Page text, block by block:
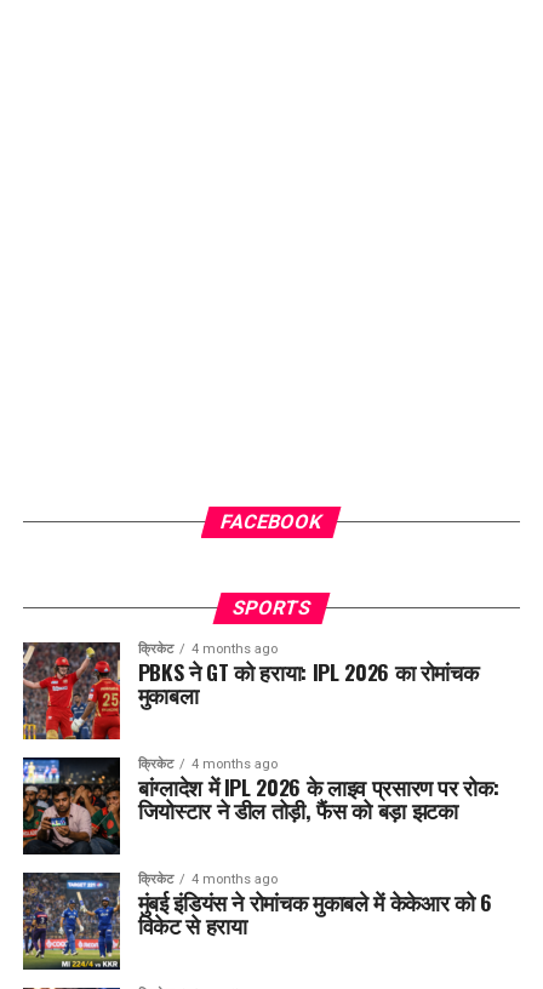
FACEBOOK
SPORTS
क्रिकेट 4 months ago
PBKS ने GT को हराया: IPL 2026 का रोमांचक
मुकाबला
क्रिकेट 4 months ago
बांग्लादेश में IPL 2026 के लाइव प्रसारण पर रोक:
जियोस्टार ने डील तोड़ी, फैंस को बड़ा झटका
क्रिकेट 4 months ago
मुंबई इंडियंस ने रोमांचक मुकाबले में केकेआर को 6
विकेट से हराया